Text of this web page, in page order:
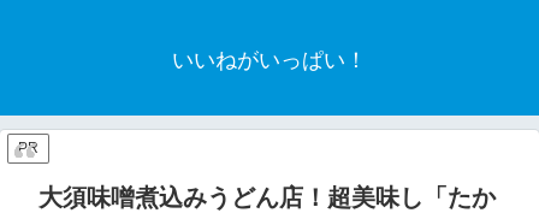
いいねがいっぱい！
PR
大須味噌煮込みうどん店！超美味し「たか